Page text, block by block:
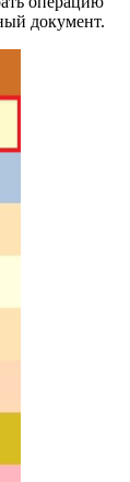
документ.